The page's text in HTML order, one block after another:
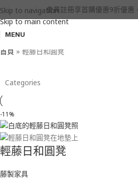
Skip to navigation
Skip to main content
會員註冊享首購優惠9折優惠
MENU
輕藤日和圓凳
Categories
首頁 » 輕藤日和圓凳
Categories
-11%
輕藤日和圓凳
藤製家具